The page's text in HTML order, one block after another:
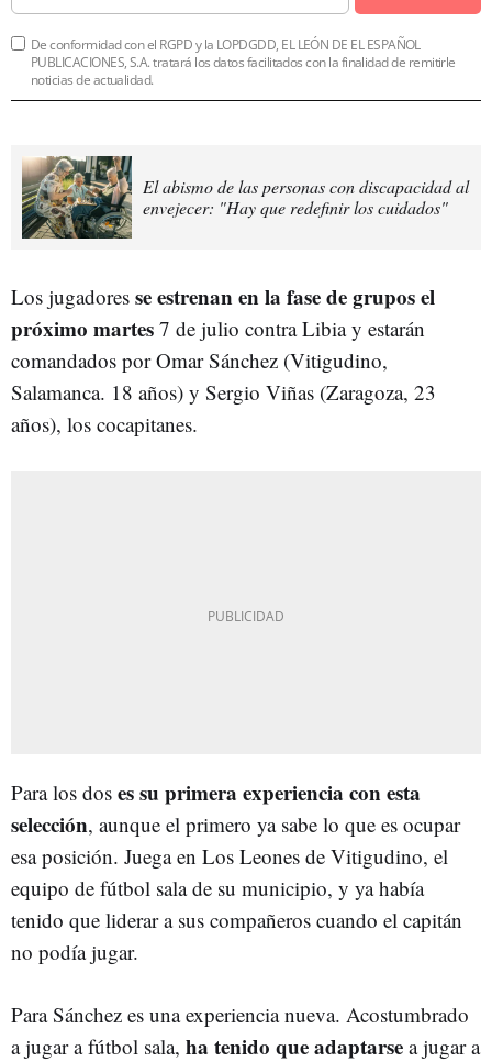
De conformidad con el RGPD y la LOPDGDD, EL LEÓN DE EL ESPAÑOL
PUBLICACIONES, S.A. tratará los datos facilitados con la finalidad de remitirle
noticias de actualidad.
El abismo de las personas con discapacidad al
envejecer: "Hay que redefinir los cuidados"
Los jugadores se estrenan en la fase de grupos el
próximo martes 7 de julio contra Libia y estarán
comandados por Omar Sánchez (Vitigudino,
Salamanca. 18 años) y Sergio Viñas (Zaragoza, 23
años), los cocapitanes.
Para los dos es su primera experiencia con esta
selección, aunque el primero ya sabe lo que es ocupar
esa posición. Juega en Los Leones de Vitigudino, el
equipo de fútbol sala de su municipio, y ya había
tenido que liderar a sus compañeros cuando el capitán
no podía jugar.
Para Sánchez es una experiencia nueva. Acostumbrado
a jugar a fútbol sala, ha tenido que adaptarse a jugar a